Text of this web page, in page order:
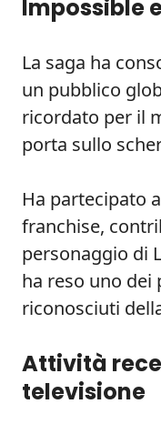
Impossible
La saga ha
un pubblico
ricordato per il
porta sullo
Ha partecipato
franchise,
personaggio di
ha reso uno
riconosciuti
Attività
televisione